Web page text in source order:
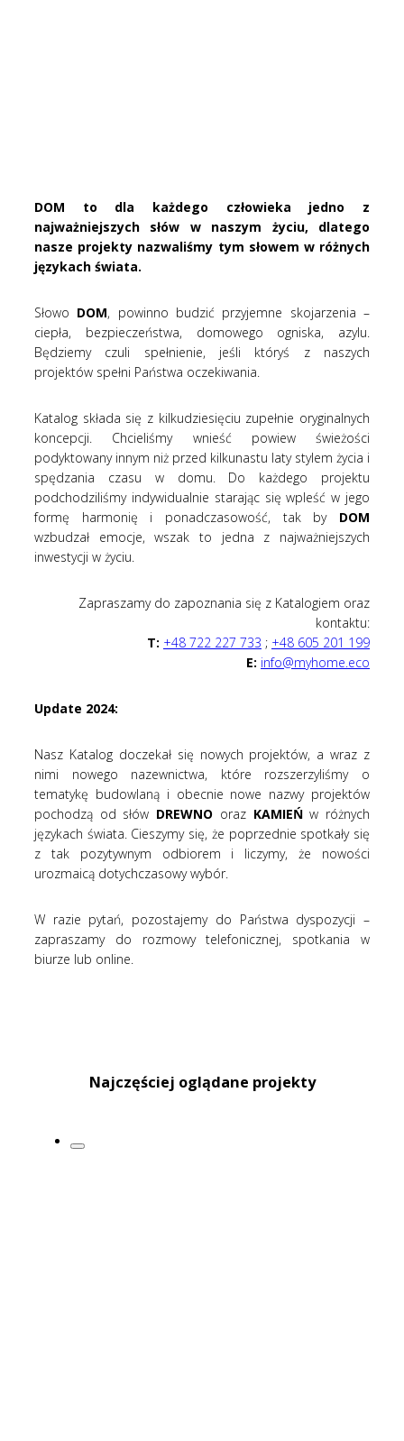
DOM to dla każdego człowieka jedno z
najważniejszych słów w naszym życiu, dlatego
nasze projekty nazwaliśmy tym słowem w różnych
językach świata.
Słowo DOM, powinno budzić przyjemne skojarzenia –
ciepła, bezpieczeństwa, domowego ogniska, azylu.
Będziemy czuli spełnienie, jeśli któryś z naszych
projektów spełni Państwa oczekiwania.
Katalog składa się z kilkudziesięciu zupełnie oryginalnych
koncepcji. Chcieliśmy wnieść powiew świeżości
podyktowany innym niż przed kilkunastu laty stylem życia i
spędzania czasu w domu. Do każdego projektu
podchodziliśmy indywidualnie starając się wpleść w jego
formę harmonię i ponadczasowość, tak by DOM
wzbudzał emocje, wszak to jedna z najważniejszych
inwestycji w życiu.
Zapraszamy do zapoznania się z Katalogiem oraz
kontaktu:
T: +48 722 227 733 ; +48 605 201 199
E: info@myhome.eco
Update 2024:
Nasz Katalog doczekał się nowych projektów, a wraz z
nimi nowego nazewnictwa, które rozszerzyliśmy o
tematykę budowlaną i obecnie nowe nazwy projektów
pochodzą od słów DREWNO oraz KAMIEŃw różnych
językach świata. Cieszymy się, że poprzednie spotkały się
z tak pozytywnym odbiorem i liczymy, że nowości
urozmaicą dotychczasowy wybór.
W razie pytań, pozostajemy do Państwa dyspozycji –
zapraszamy do rozmowy telefonicznej, spotkania w
biurze lub online.
Najczęściej oglądane projekty